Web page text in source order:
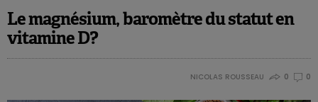
Le magnésium, baromètre du statut en
vitamine D?
NICOLAS ROUSSEAU 0 0